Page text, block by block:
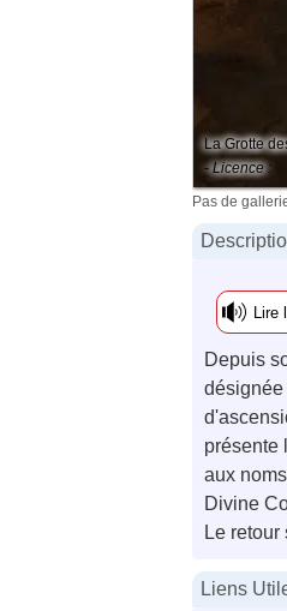
La Grotte
- Licence :
Pas de
Lire
Depuis
désignée
présente
aux
Divine
Le
Liens